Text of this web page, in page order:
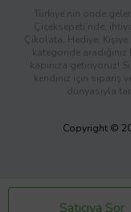
Satıcıya Sor
Türkiye’nin önde
Çiçeksepeti’nde,
Çikolata, Hediye,
kategoride
kapınıza getiriyoruz!
kendiniz için sipariş
dünyasıyla
Copyright ©